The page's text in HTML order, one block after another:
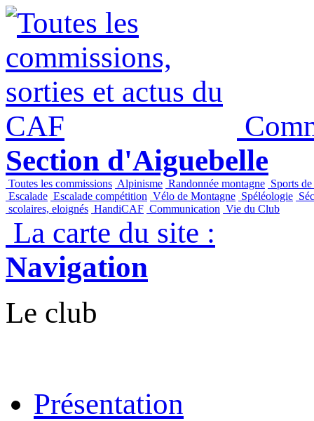
Section d'Aiguebelle
Toutes les commissions Alpinisme Randonnée montagne Sports
Escalade Escalade compétition Vélo de Montagne Spéléologie
scolaires, eloignés HandiCAF Communication Vie du Club
La carte du site :
Navigation
Le club
Présentation